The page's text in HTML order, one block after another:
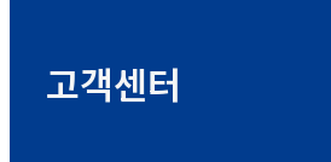
고객센터